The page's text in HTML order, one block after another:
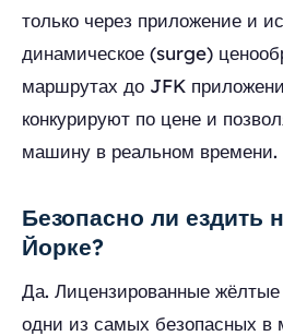
только через приложение и
динамическое (surge)
маршрутах до JFK
конкурируют по цене и
машину в реальном времени.
Безопасно ли ездить
Йорке?
Да. Лицензированные
одни из самых безопасных в